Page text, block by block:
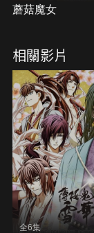
蘑菇魔女
相關影片
全6集